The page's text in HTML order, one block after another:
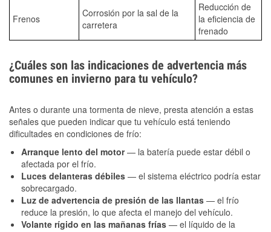
Frenos
Corrosión por la sal de la
carretera
Reducción de
la eficiencia de
frenado
¿Cuáles son las indicaciones de advertencia más
comunes en invierno para tu vehículo?
Antes o durante una tormenta de nieve, presta atención a estas
señales que pueden indicar que tu vehículo está teniendo
dificultades en condiciones de frío:
Arranque lento del motor— la batería puede estar débil o
afectada por el frío.
Luces delanteras débiles — el sistema eléctrico podría estar
sobrecargado.
Luz de advertencia de presión de las llantas — el frío
reduce la presión, lo que afecta el manejo del vehículo.
Volante rígido en las mañanas frías — el líquido de la